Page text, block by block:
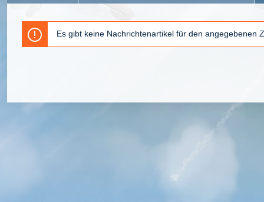
Es gibt keine Nachrichtenartikel für den angegebenen